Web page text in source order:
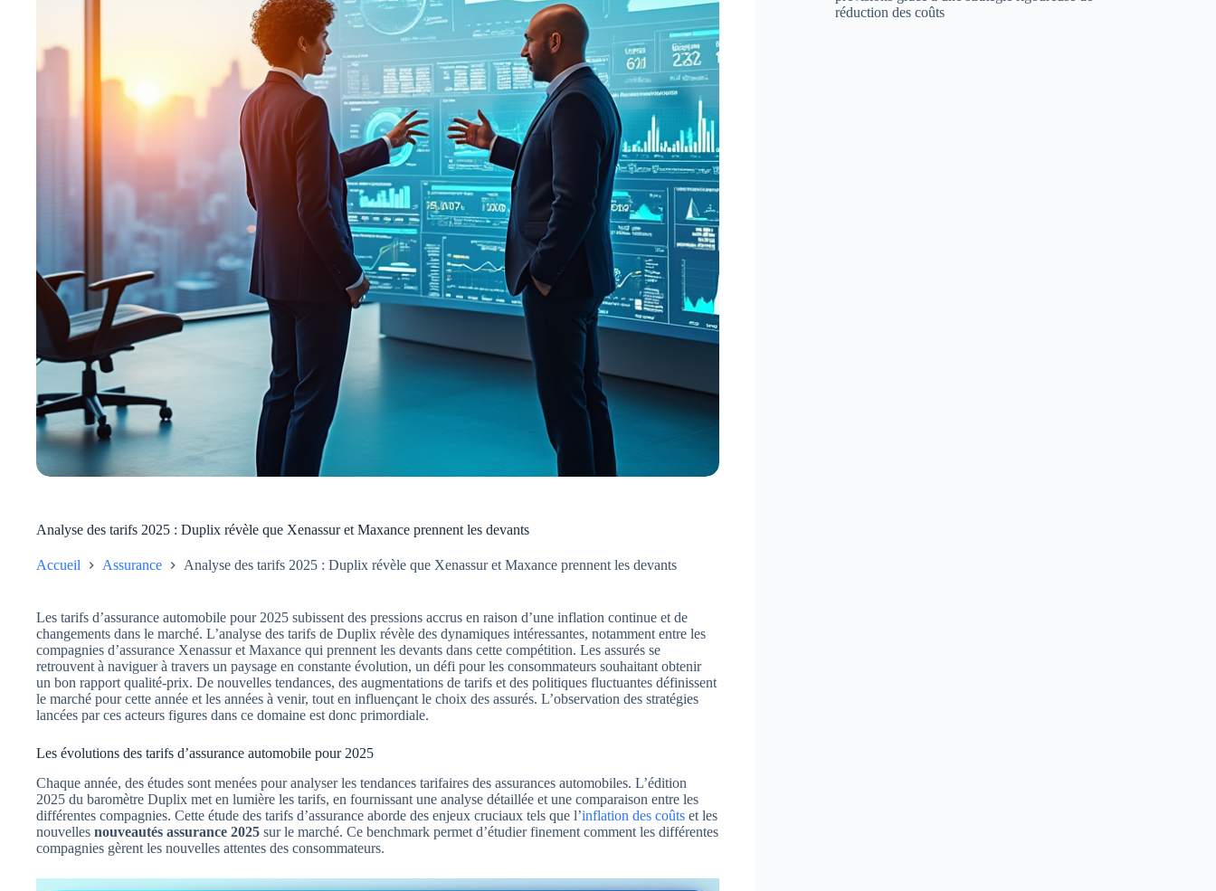
Analyse des tarifs 2025 : Duplix révèle que Xenassur et Maxance prennent les devants
Accueil Assurance Analyse des tarifs 2025 : Duplix révèle que Xenassur et Maxance prennent les devants
Les tarifs d’assurance automobile pour 2025 subissent des pressions accrus en raison d’une inflation continue et de
changements dans le marché. L’analyse des tarifs de Duplix révèle des dynamiques intéressantes, notamment entre les
compagnies d’assurance Xenassur et Maxance qui prennent les devants dans cette compétition. Les assurés se
retrouvent à naviguer à travers un paysage en constante évolution, un défi pour les consommateurs souhaitant obtenir
un bon rapport qualité-prix. De nouvelles tendances, des augmentations de tarifs et des politiques fluctuantes définissent
le marché pour cette année et les années à venir, tout en influençant le choix des assurés. L’observation des stratégies
lancées par ces acteurs figures dans ce domaine est donc primordiale.
Les évolutions des tarifs d’assurance automobile pour 2025
Chaque année, des études sont menées pour analyser les tendances tarifaires des assurances automobiles. L’édition
2025 du baromètre Duplix met en lumière les tarifs, en fournissant une analyse détaillée et une comparaison entre les
différentes compagnies. Cette étude des tarifs d’assurance aborde des enjeux cruciaux tels que l’inflation des coûts et les
nouvelles nouveautés assurance 2025 sur le marché. Ce benchmark permet d’étudier finement comment les différentes
compagnies gèrent les nouvelles attentes des consommateurs.
réduction des coûts